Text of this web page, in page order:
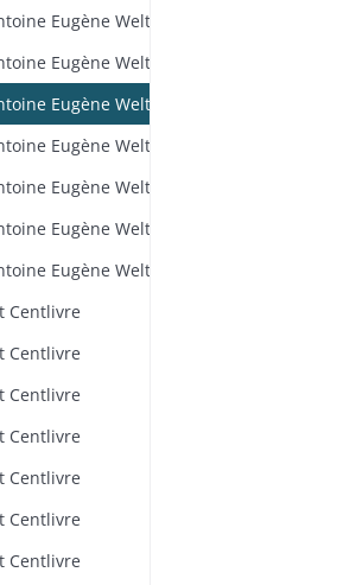
Eugène Welte
Eugène Welte
Eugène Welte
Eugène Welte
Eugène Welte
Eugène Welte
Eugène Welte
Centlivre
Centlivre
Centlivre
Centlivre
Centlivre
Centlivre
Centlivre